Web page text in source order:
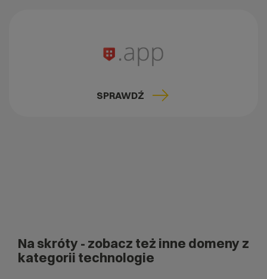
SPRAWDŹ
Na skróty - zobacz też inne domeny z
kategorii technologie